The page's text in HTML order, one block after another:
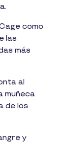
como
las
más
al
muñeca
de los
y